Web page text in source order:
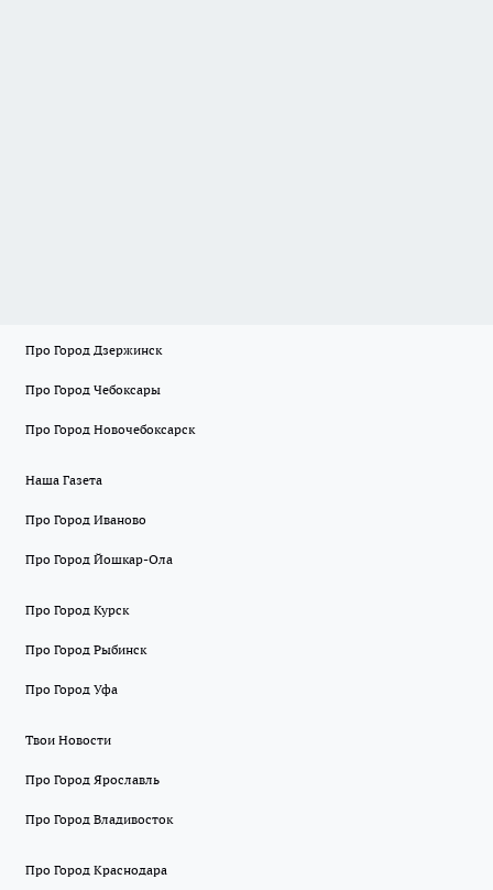
Про Город Дзержинск
Про Город Чебоксары
Про Город Новочебоксарск
Наша Газета
Про Город Иваново
Про Город Йошкар-Ола
Про Город Курск
Про Город Рыбинск
Про Город Уфа
Твои Новости
Про Город Ярославль
Про Город Владивосток
Про Город Краснодара